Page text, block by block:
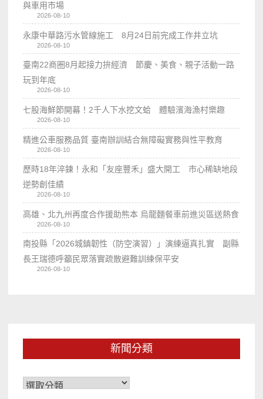
與車用市場
2026-08-10
永康中華路污水管線施工 8月24日前完成工作井立坑
2026-08-10
臺南22商圈8月起接力拚經濟 節慶、美食、親子活動一路
玩到年底
2026-08-10
七股海鮮節開幕！2千人下水挖文蛤 體驗濱海漁村樂趣
2026-08-10
精進公車服務品質 臺南辦訓結合無障礙實務與性平教育
2026-08-10
歷時18年淬鍊！永和「友座豐禾」盛大開工 市心稀缺地段
逆勢創佳績
2026-08-10
高雄、北九州再度合作援助熊本 烏龍麵餐車前進災區送熱食
2026-08-10
南投縣「2026城鎮韌性（防空演習）」演練逼真扎實 副縣
長王瑞德呼籲民眾落實疏散避難訓練保平安
2026-08-10
新聞分類
新